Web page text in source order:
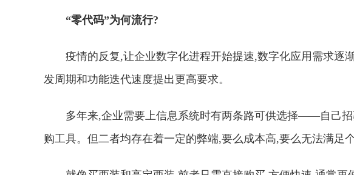
“零代码”为何流行?
疫情的反复,让企业数字化进程开始提速,数字化应用需求逐
发周期和功能迭代速度提出更高要求。
多年来,企业需要上信息系统时有两条路可供选择——自己
购工具。但二者均存在着一定的弊端,要么成本高,要么无法满足个